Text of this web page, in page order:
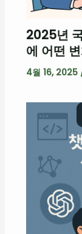
2025년
에 어떤
4월 16, 2025